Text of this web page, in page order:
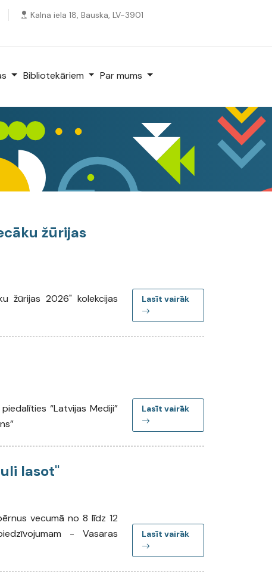
Kalna iela 18, Bauska, LV-3901
Bibliotekāriem Par mums
žūrijas
žūrijas 2026" kolekcijas
Lasīt vairāk
“Latvijas Mediji”
Lasīt vairāk
lasot"
vecumā no 8 līdz 12
- Vasaras
Lasīt vairāk